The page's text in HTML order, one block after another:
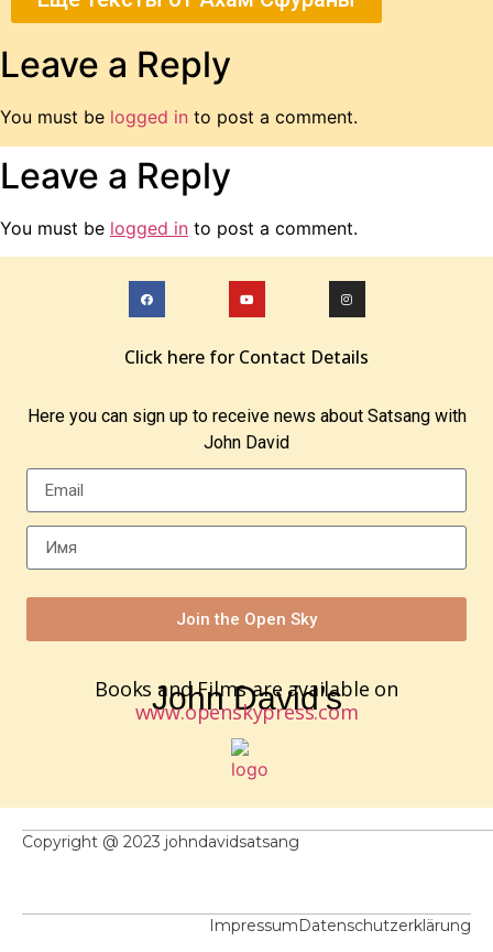
Leave a Reply
You must be logged in to post a comment.
Leave a Reply
You must be logged in to post a comment.
Click here for Contact Details
Here you can sign up to receive news about Satsang with
John David
Join the Open Sky
John David’s
Books and Films are available on
www.openskypress.com
Copyright @ 2023 johndavidsatsang
ImpressumDatenschutzerklärung